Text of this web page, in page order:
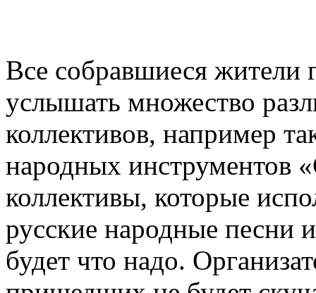
Все собравшиеся жители
услышать множество
коллективов, например
народных инструментов
коллективы, которые
русские народные песни
будет что надо.